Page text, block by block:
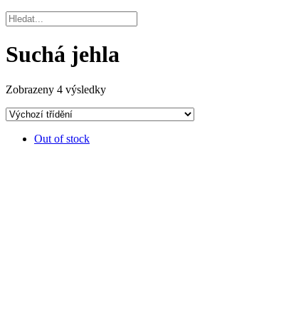
Suchá jehla
Zobrazeny 4 výsledky
Out of stock